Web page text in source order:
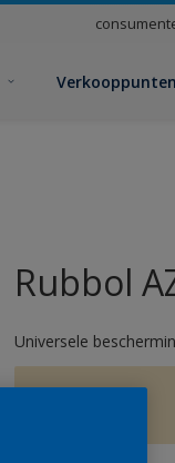
Verkooppunten
Rubbol
Universele